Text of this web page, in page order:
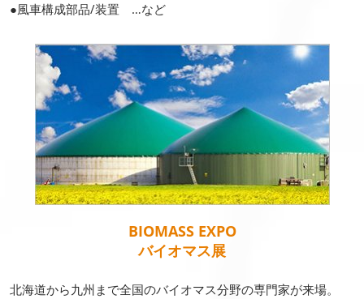
●風車構成部品/装置 …など
BIOMASS EXPO
バイオマス展
北海道から九州まで全国のバイオマス分野の専門家が来場。